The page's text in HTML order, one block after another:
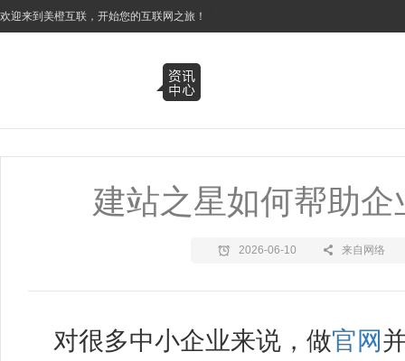
欢迎来到美橙互联，开始您的互联网之旅！
建站之星如何帮助
2026-06-10 来自网络
对很多中小企业来说，做官网